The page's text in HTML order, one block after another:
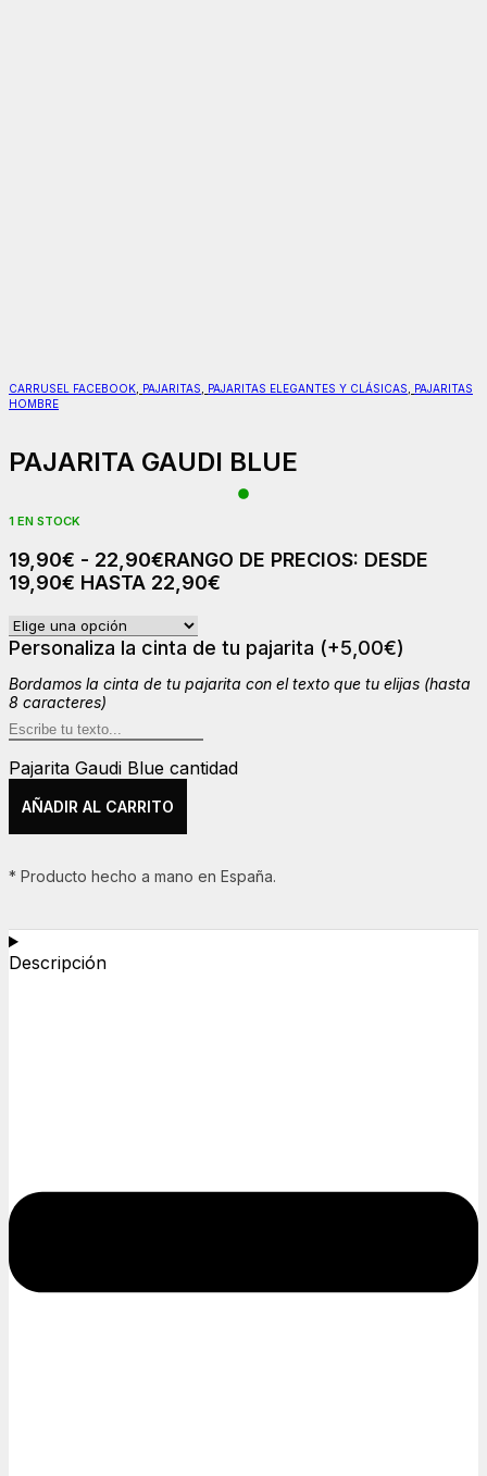
CARRUSEL FACEBOOK PAJARITAS PAJARITAS ELEGANTES Y CLÁSICAS
PAJARITAS
HOMBRE
PAJARITA GAUDI BLUE
1 EN STOCK
19,90€ - 22,90€RANGO DE PRECIOS: DESDE
19,90€ HASTA 22,90€
Personaliza la cinta de tu pajarita (+5,00€)
Bordamos la cinta de tu pajarita con el texto que tu elijas (hasta
8 caracteres)
Pajarita Gaudi Blue cantidad
AÑADIR AL CARRITO
* Producto hecho a mano en España.
Descripción